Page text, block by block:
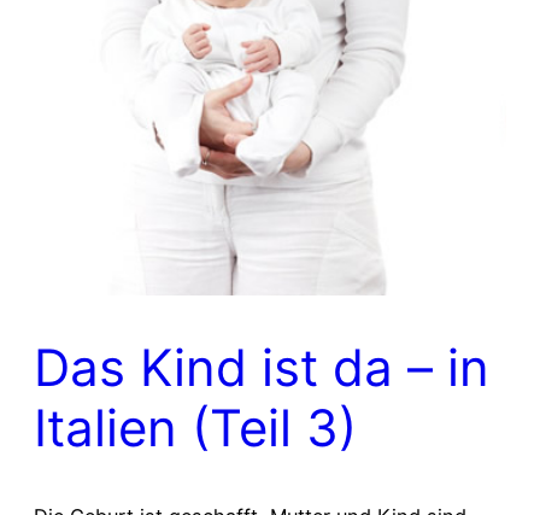
Das Kind ist da – in
Italien (Teil 3)